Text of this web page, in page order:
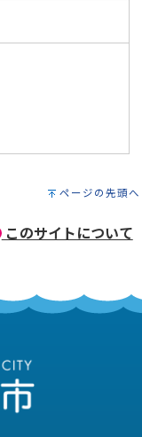
ページの先頭へ
このサイトについて